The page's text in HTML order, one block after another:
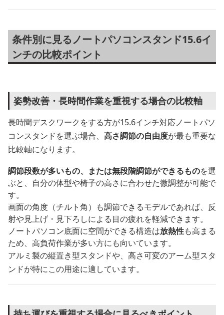
条件別に見るノートパソコンスタンド15.6イ
ンチの比較ポイント
姿勢改善・長時間作業を重視する場合の比較軸
長時間デスクワークをする方が15.6インチ対応ノートパソ
コンスタンドを選ぶ場合、 高さ調節の自由度が最も重要な
比較軸になります。
調節段数が多いもの、または無段階調節ができるものを選
ぶと、自分の体型や椅子の高さに合わせた微調整が可能で
す。
画面の角度（チルト角）も調節できるモデルであれば、反
射や見上げ・見下ろしによる目の疲れを軽減できます。
ノートパソコン底面に空間ができる構造は放熱性も高まる
ため、高負荷作業が多い方にも向いています。
アルミ製の縦置き型スタンドや、高さ可変のアーム型スタ
ンドが特にこの用途に適しています。